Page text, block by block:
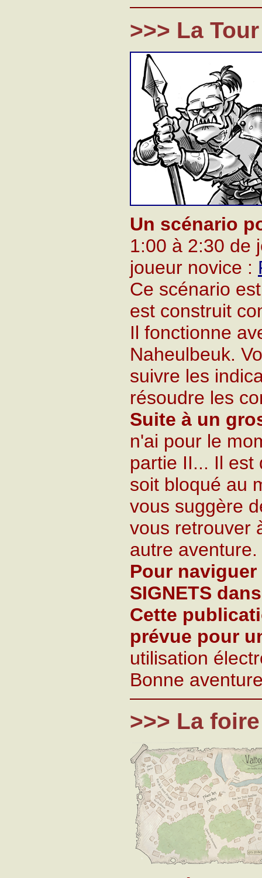
>>> La
Un scénario
1:00 à 2:30 de
joueur novice :
Ce scénario
est construit
Il fonctionne
Naheulbeuk.
suivre les
résoudre les
Suite à un
n'ai pour le
partie II... Il est
soit bloqué au
vous suggère
vous retrouver
autre aventure.
Pour
SIGNETS
Cette
prévue pour
utilisation
Bonne
>>> La